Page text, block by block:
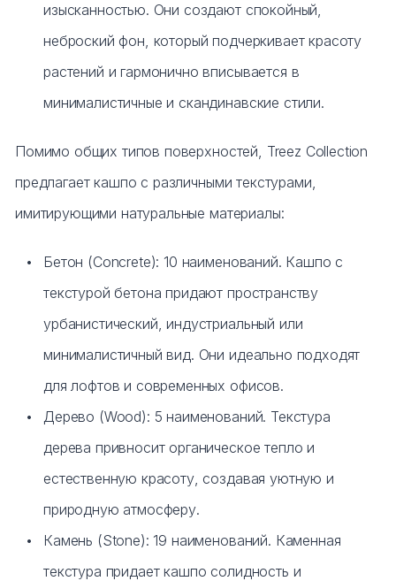
изысканностью. Они создают спокойный,
неброский фон, который подчеркивает красоту
растений и гармонично вписывается в
минималистичные и скандинавские стили.
Помимо общих типов поверхностей, Treez Collection
предлагает кашпо с различными текстурами,
имитирующими натуральные материалы:
Бетон (Concrete): 10 наименований. Кашпо с
текстурой бетона придают пространству
урбанистический, индустриальный или
минималистичный вид. Они идеально подходят
для лофтов и современных офисов.
Дерево (Wood): 5 наименований. Текстура
дерева привносит органическое тепло и
естественную красоту, создавая уютную и
природную атмосферу.
Камень (Stone): 19 наименований. Каменная
текстура придает кашпо солидность и